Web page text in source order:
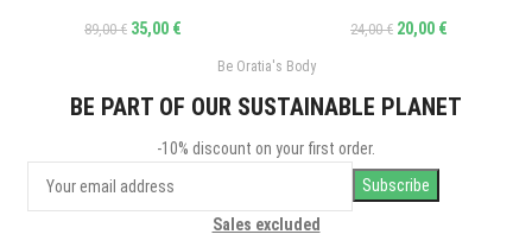
89,00€ 35,00 € 24,00€ 20,00 €
Be Oratia's Body
BE PART OF OUR SUSTAINABLE PLANET
-10% discount on your first order.
Sales excluded